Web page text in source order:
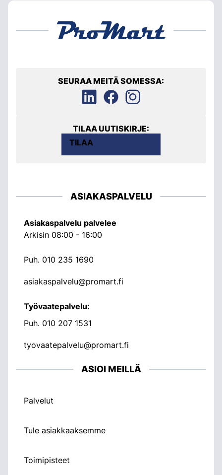
SEURAA MEITÄ SOMESSA:
TILAA UUTISKIRJE:
TILAA
ASIAKASPALVELU
Asiakaspalvelu palvelee
Arkisin 08:00 - 16:00
Puh. 010 235 1690
asiakaspalvelu@promart.fi
Työvaatepalvelu:
Puh. 010 207 1531
tyovaatepalvelu@promart.fi
ASIOI MEILLÄ
Palvelut
Tule asiakkaaksemme
Toimipisteet